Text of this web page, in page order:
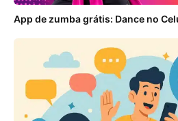
App de zumba grátis: Dance no